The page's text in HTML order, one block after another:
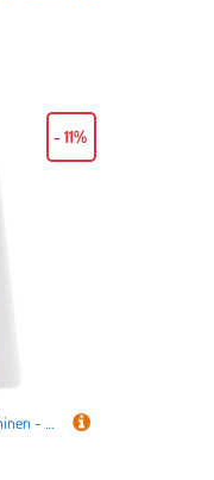
Moser Pflege-Öl für Schermaschinen - 200 ml
- 11%